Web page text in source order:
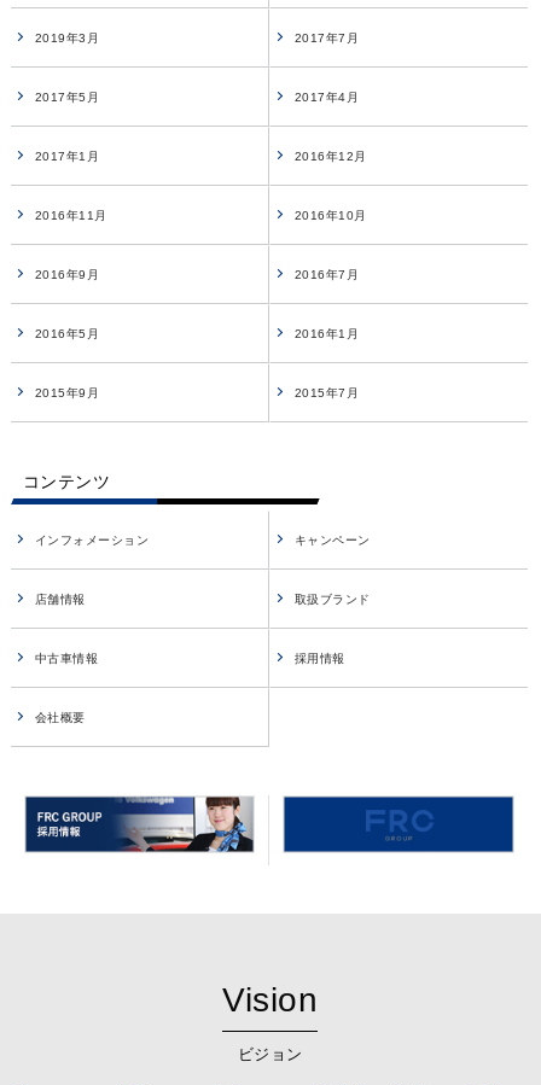
2019年3月 2017年7月
2017年5月 2017年4月
2017年1月 2016年12月
2016年11月 2016年10月
2016年9月 2016年7月
2016年5月 2016年1月
2015年9月 2015年7月
コンテンツ
インフォメーション キャンペーン
店舗情報 取扱ブランド
中古車情報 採用情報
会社概要
Vision
ビジョン